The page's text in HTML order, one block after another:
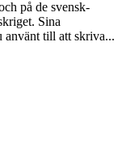
på de svensk-
Sina
använt till att skriva...